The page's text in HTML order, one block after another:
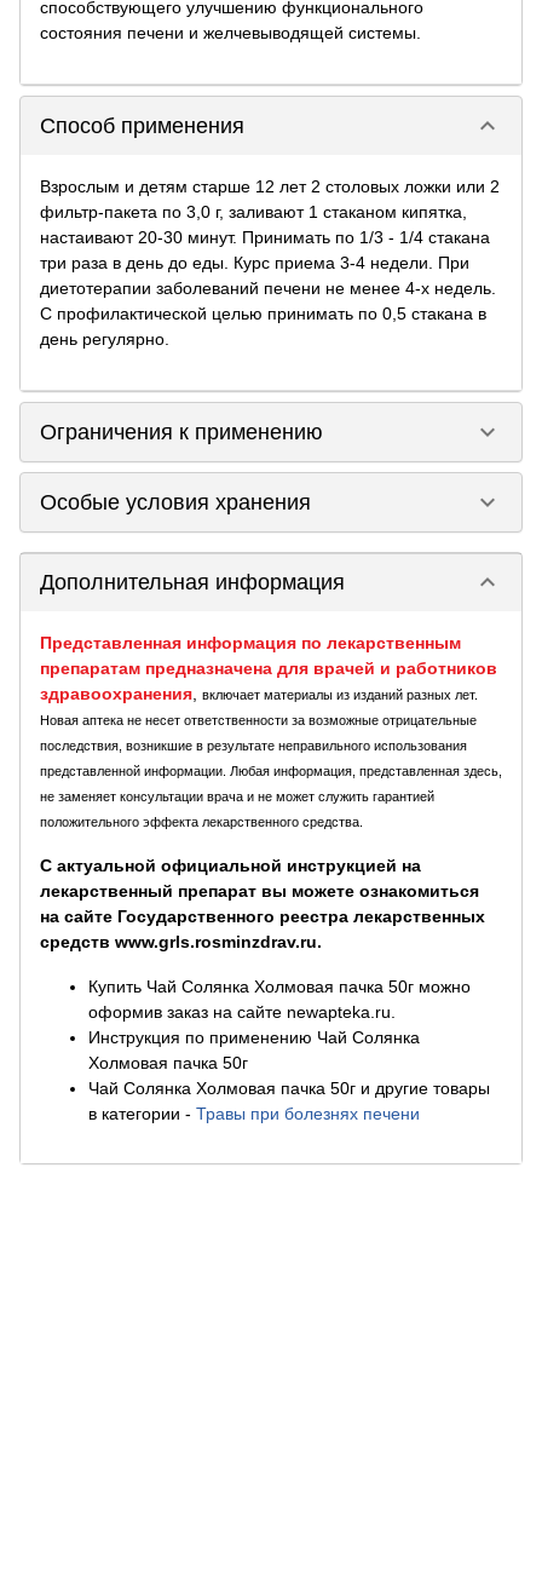
способствующего улучшению функционального
состояния печени и желчевыводящей системы.
Способ применения keyboard_arrow_down
Взрослым и детям старше 12 лет 2 столовых ложки или 2
фильтр-пакета по 3,0 г, заливают 1 стаканом кипятка,
настаивают 20-30 минут. Принимать по 1/3 - 1/4 стакана
три раза в день до еды. Курс приема 3-4 недели. При
диетотерапии заболеваний печени не менее 4-х недель.
С профилактической целью принимать по 0,5 стакана в
день регулярно.
Ограничения к применению keyboard_arrow_down
Особые условия хранения keyboard_arrow_down
Дополнительная информация keyboard_arrow_down
Представленная информация по лекарственным
препаратам предназначена для врачей и работников
здравоохранения
включает материалы из изданий разных лет.
Новая аптека не несет ответственности за возможные отрицательные
последствия, возникшие в результате неправильного использования
представленной информации. Любая информация, представленная здесь,
не заменяет консультации врача и не может служить гарантией
положительного эффекта лекарственного средства.
С актуальной официальной инструкцией на
лекарственный препарат вы можете ознакомиться
на сайте Государственного реестра лекарственных
средств www.grls.rosminzdrav.ru.
Купить Чай Солянка Холмовая пачка 50г можно
оформив заказ на сайте newapteka.ru.
Инструкция по применению Чай Солянка
Холмовая пачка 50г
Чай Солянка Холмовая пачка 50г и другие товары
в категории - Травы при болезнях печени